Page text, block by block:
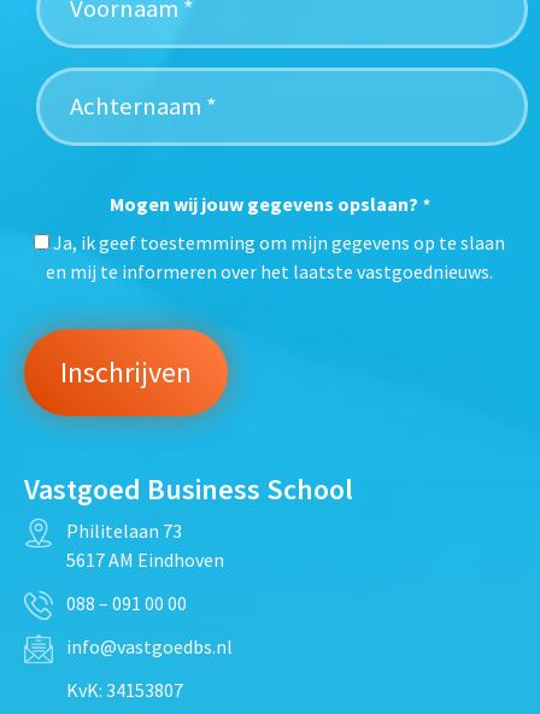
Mogen wij jouw gegevens opslaan? *
Ja, ik geef toestemming om mijn gegevens op te slaan
en mij te informeren over het laatste vastgoednieuws.
Vastgoed Business School
Philitelaan 73
5617 AM Eindhoven
088 – 091 00 00
info@vastgoedbs.nl
KvK: 34153807